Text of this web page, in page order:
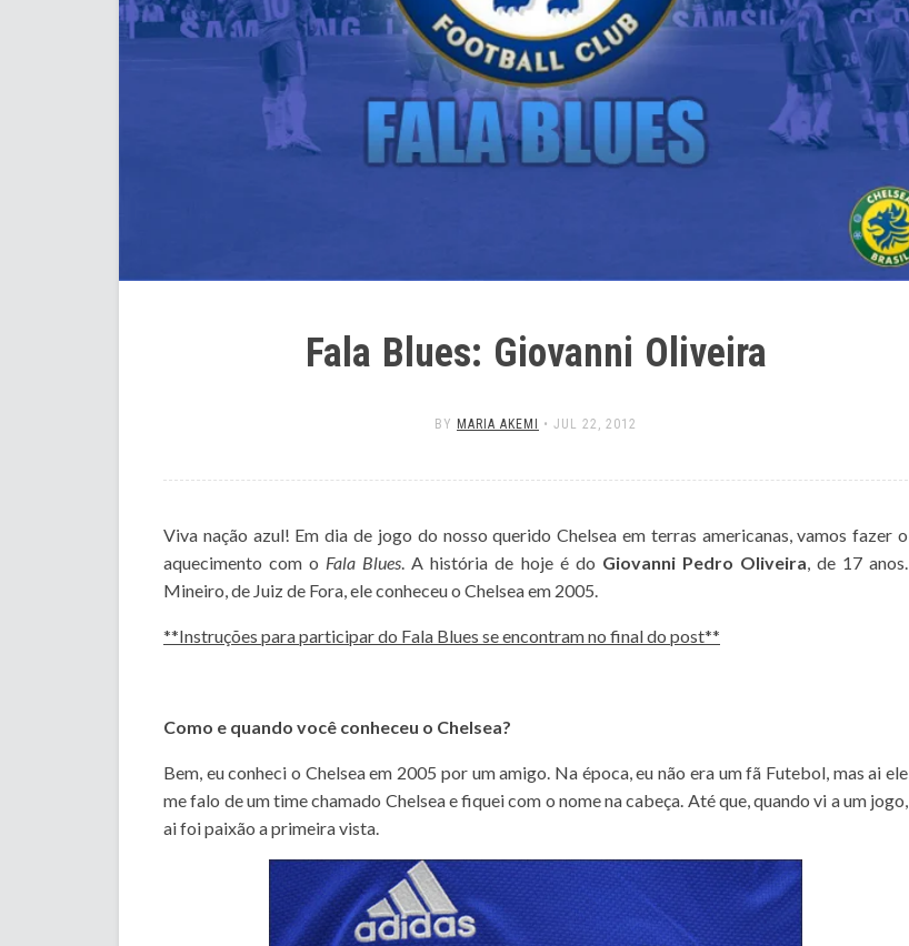
Fala Blues: Giovanni Oliveira
BY MARIA AKEMI • JUL 22, 2012
Viva nação azul! Em dia de jogo do nosso querido Chelsea em terras americanas, vamos fazer o
aquecimento com o Fala Blues. A história de hoje é do Giovanni Pedro Oliveira, de 17 anos.
Mineiro, de Juiz de Fora, ele conheceu o Chelsea em 2005.
**Instruções para participar do Fala Blues se encontram no final do post**
Como e quando você conheceu o Chelsea?
Bem, eu conheci o Chelsea em 2005 por um amigo. Na época, eu não era um fã Futebol, mas ai ele
me falo de um time chamado Chelsea e fiquei com o nome na cabeça. Até que, quando vi a um jogo,
ai foi paixão a primeira vista.